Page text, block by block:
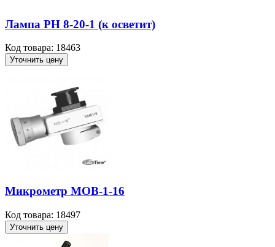
Лампа РН 8-20-1 (к осветит)
Код товара: 18463
Уточнить цену
Микрометр МОВ-1-16
Код товара: 18497
Уточнить цену